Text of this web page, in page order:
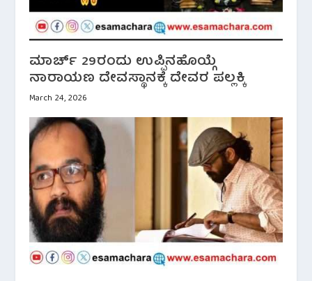
ಮಾರ್ಚ್ 29ರಂದು ಉಪ್ಪಿನಹೊಯ್ಗೆ
ನಾರಾಯಣ ದೇವಸ್ಥಾನಕ್ಕೆ ದೇವರ ಪಲ್ಲಕ್ಕಿ
March 24, 2026